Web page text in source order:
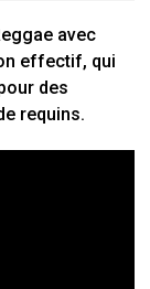
avec
effectif, qui
des
requins.